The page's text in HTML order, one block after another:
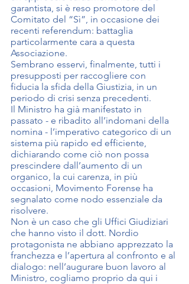
garantista, si è reso promotore del
Comitato del “Sì”, in occasione dei
recenti referendum: battaglia
particolarmente cara a questa
Associazione.
Sembrano esservi, finalmente, tutti i
presupposti per raccogliere con
fiducia la sfida della Giustizia, in un
periodo di crisi senza precedenti.
Il Ministro ha già manifestato in
passato - e ribadito all’indomani della
nomina - l’imperativo categorico di un
sistema più rapido ed efficiente,
dichiarando come ciò non possa
prescindere dall’aumento di un
organico, la cui carenza, in più
occasioni, Movimento Forense ha
segnalato come nodo essenziale da
risolvere.
Non è un caso che gli Uffici Giudiziari
che hanno visto il dott. Nordio
protagonista ne abbiano apprezzato la
franchezza e l’apertura al confronto e al
dialogo: nell’augurare buon lavoro al
Ministro, cogliamo proprio da qui i